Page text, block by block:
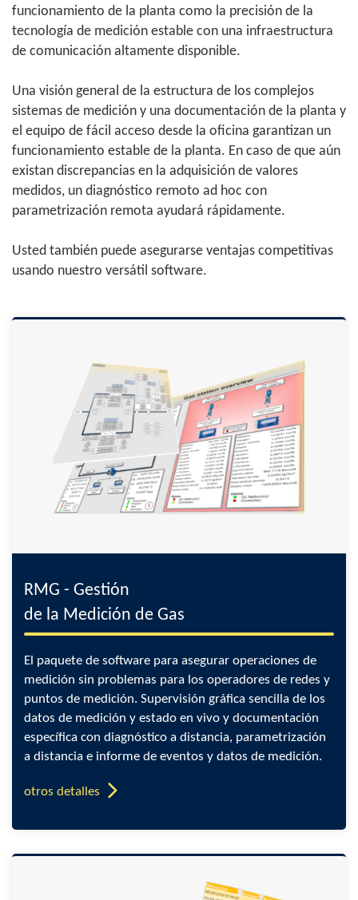
funcionamiento de la planta como la precisión de la
tecnología de medición estable con una infraestructura
de comunicación altamente disponible.
Una visión general de la estructura de los complejos
sistemas de medición y una documentación de la planta y
el equipo de fácil acceso desde la oficina garantizan un
funcionamiento estable de la planta. En caso de que aún
existan discrepancias en la adquisición de valores
medidos, un diagnóstico remoto ad hoc con
parametrización remota ayudará rápidamente.
Usted también puede asegurarse ventajas competitivas
usando nuestro versátil software.
RMG - Gestión
de la Medición de Gas
El paquete de software para asegurar operaciones de
medición sin problemas para los operadores de redes y
puntos de medición. Supervisión gráfica sencilla de los
datos de medición y estado en vivo y documentación
específica con diagnóstico a distancia, parametrización
a distancia e informe de eventos y datos de medición.
otros detalles